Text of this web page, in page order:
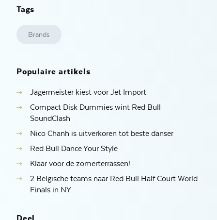
Tags
Brands
Populaire artikels
Jägermeister kiest voor Jet Import
Compact Disk Dummies wint Red Bull
SoundClash
Nico Chanh is uitverkoren tot beste danser
Red Bull Dance Your Style
Klaar voor de zomerterrassen!
2 Belgische teams naar Red Bull Half Court World
Finals in NY
Deel